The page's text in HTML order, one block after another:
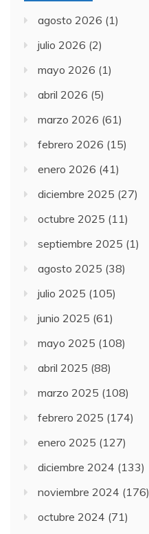
agosto 2026 (1)
julio 2026 (2)
mayo 2026 (1)
abril 2026 (5)
marzo 2026 (61)
febrero 2026 (15)
enero 2026 (41)
diciembre 2025 (27)
octubre 2025 (11)
septiembre 2025 (1)
agosto 2025 (38)
julio 2025 (105)
junio 2025 (61)
mayo 2025 (108)
abril 2025 (88)
marzo 2025 (108)
febrero 2025 (174)
enero 2025 (127)
diciembre 2024 (133)
noviembre 2024 (176)
octubre 2024 (71)